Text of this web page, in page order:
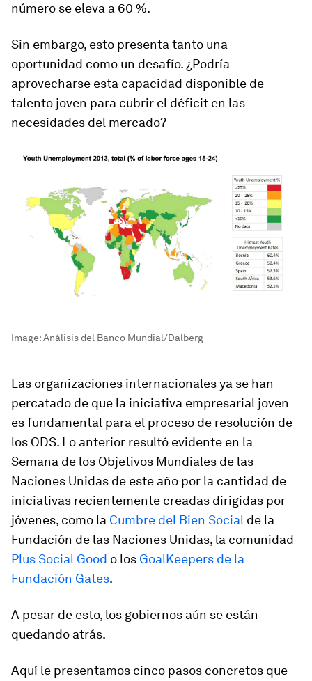
número se eleva a 60 %.
Sin embargo, esto presenta tanto una
oportunidad como un desafío. ¿Podría
aprovecharse esta capacidad disponible de
talento joven para cubrir el déficit en las
necesidades del mercado?
Image:Análisis del Banco Mundial/Dalberg
Las organizaciones internacionales ya se han
percatado de que la iniciativa empresarial joven
es fundamental para el proceso de resolución de
los ODS. Lo anterior resultó evidente en la
Semana de los Objetivos Mundiales de las
Naciones Unidas de este año por la cantidad de
iniciativas recientemente creadas dirigidas por
jóvenes, como la Cumbre del Bien Social de la
Fundación de las Naciones Unidas, la comunidad
Plus Social Good o los GoalKeepers de la
Fundación Gates.
A pesar de esto, los gobiernos aún se están
quedando atrás.
Aquí le presentamos cinco pasos concretos que